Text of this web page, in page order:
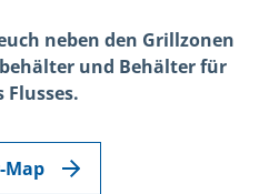
neben den Grillzonen
und Behälter für
Flusses.
Map